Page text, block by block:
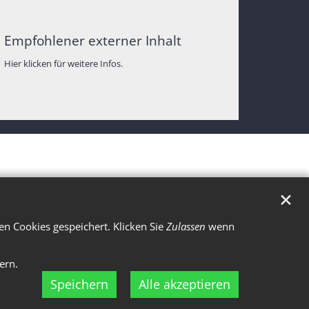
Cookies gespeichert. Klicken Sie Zulassen wenn
Speichern Alle akzeptieren
✕
Empfohlener externer Inhalt
Hier klicken für weitere Infos.